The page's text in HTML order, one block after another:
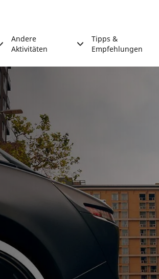
Andere
Aktivitäten
Tipps &
Empfehlungen